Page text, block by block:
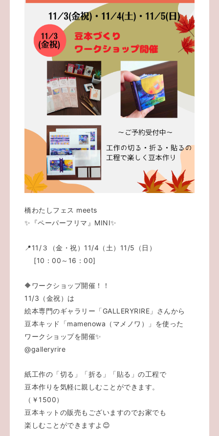
橋わたしフェス meets
✨『ペーパーフリマ』MINI✨
📍11/３（金・祝）11/4（土）11/5（日）
[10：00～16：00]
🔶ワークショップ開催！！
11/3（金祝）は
絵本専門のギャラリー「GALLERYRIRE」さんから
豆本キッド「mamenowa（マメノワ）」を使った
ワークショップを開催✨
@galleryrire
紙工作の「切る」「折る」「貼る」の工程で
豆本作りを気軽に親しむことができます。
（￥1500）
豆本キットの販売もございますのでお家でも
楽しむことができますよ😊